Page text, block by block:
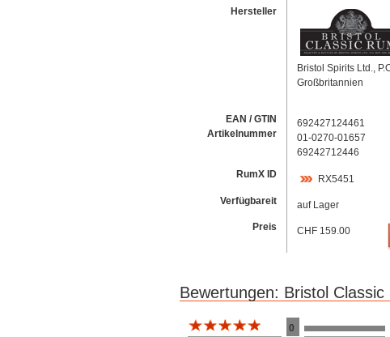
Hersteller
Bristol Spirits Ltd.,
Großbritannien
EAN / GTIN
Artikelnummer
692427124461
01-0270-01657
69242712446
RumX ID
RX5451
Verfügbareit
auf Lager
Preis
CHF 159.00
Bewertungen: Bristol
Bewertung 10
0